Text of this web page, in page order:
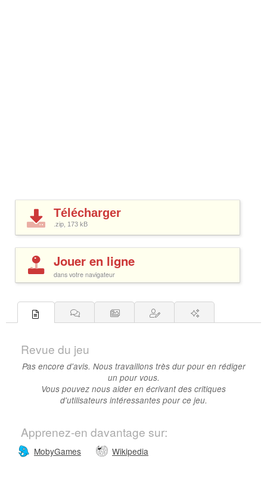
Télécharger
.zip, 173 kB
Jouer en ligne
dans votre navigateur
Revue du jeu
Pas encore d'avis. Nous travaillons très dur pour en rédiger
un pour vous.
Vous pouvez nous aider en écrivant des critiques
d'utilisateurs intéressantes pour ce jeu.
Apprenez-en davantage sur:
MobyGames Wikipedia